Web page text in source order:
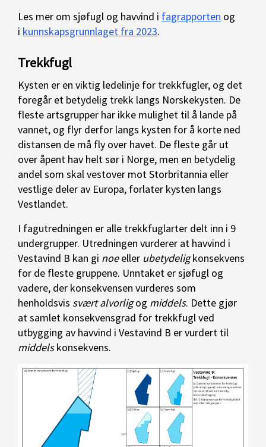
Les mer om sjøfugl og havvind i fagrapporten og
i kunnskapsgrunnlaget fra 2023.
Trekkfugl
Kysten er en viktig ledelinje for trekkfugler, og det
foregår et betydelig trekk langs Norskekysten. De
fleste artsgrupper har ikke mulighet til å lande på
vannet, og flyr derfor langs kysten for å korte ned
distansen de må fly over havet. De fleste går ut
over åpent hav helt sør i Norge, men en betydelig
andel som skal vestover mot Storbritannia eller
vestlige deler av Europa, forlater kysten langs
Vestlandet.
I fagutredningen er alle trekkfuglarter delt inn i 9
undergrupper. Utredningen vurderer at havvind i
Vestavind B kan gi noeeller ubetydeligkonsekvens
for de fleste gruppene. Unntaket er sjøfugl og
vadere, der konsekvensen vurderes som
henholdsvis svært alvorligog middels. Dette gjør
at samlet konsekvensgrad for trekkfugl ved
utbygging av havvind i Vestavind B er vurdert til
middelskonsekvens.